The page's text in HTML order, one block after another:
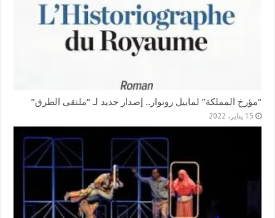
“مؤرخ المملكة” لماييل رونوار.. إصدار جديد لـ “ملتقى الطرق”
15 يناير، 2022